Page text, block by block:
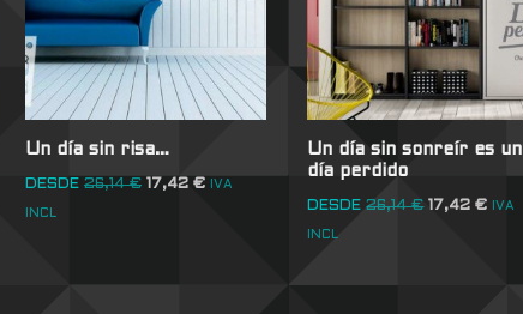
Un día sin risa…
DESDE 26,14€ 17,42€ IVA
INCL
Un día sin sonreír es un
día perdido
DESDE 26,14€ 17,42€ IVA
INCL